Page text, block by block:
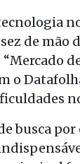
de
o
busca